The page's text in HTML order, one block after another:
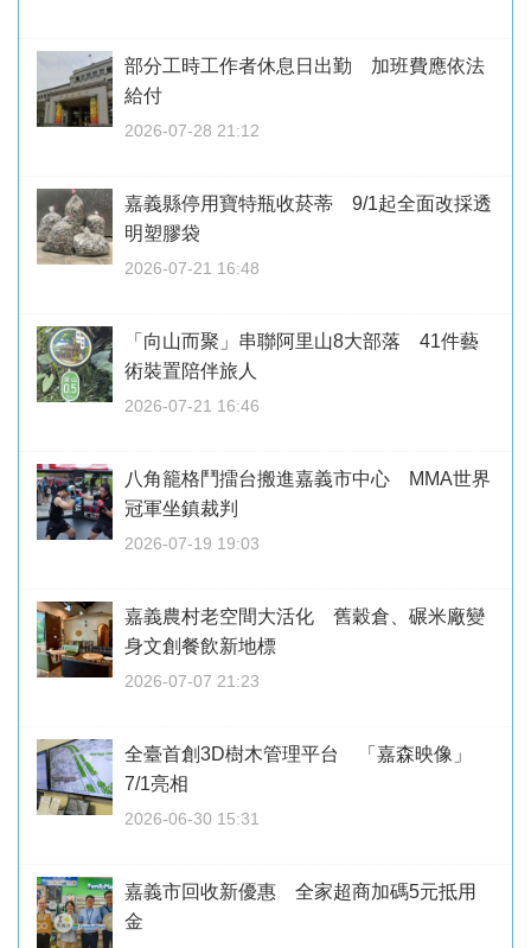
部分工時工作者休息日出勤 加班費應依法
給付
2026-07-28 21:12
嘉義縣停用寶特瓶收菸蒂 9/1起全面改採透
明塑膠袋
2026-07-21 16:48
「向山而聚」串聯阿里山8大部落 41件藝
術裝置陪伴旅人
2026-07-21 16:46
八角籠格鬥擂台搬進嘉義市中心 MMA世界
冠軍坐鎮裁判
2026-07-19 19:03
嘉義農村老空間大活化 舊穀倉、碾米廠變
身文創餐飲新地標
2026-07-07 21:23
全臺首創3D樹木管理平台 「嘉森映像」
7/1亮相
2026-06-30 15:31
嘉義市回收新優惠 全家超商加碼5元抵用
金